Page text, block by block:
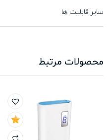
سایر قابلیت ها
محصولات مرتبط